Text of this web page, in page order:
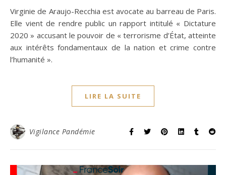
Virginie de Araujo-Recchia est avocate au barreau de Paris.
Elle vient de rendre public un rapport intitulé « Dictature
2020 » accusant le pouvoir de « terrorisme d’État, atteinte
aux intérêts fondamentaux de la nation et crime contre
l’humanité ».
LIRE LA SUITE
Vigilance Pandémie